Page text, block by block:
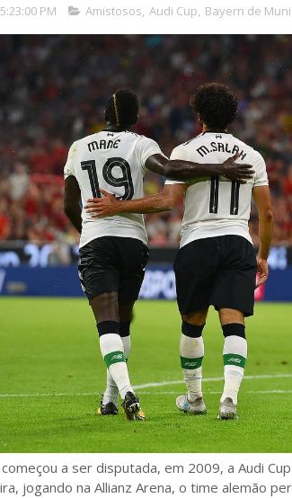
PM Amistosos, Audi Cup, Bayern de
a ser disputada, em 2009, a Audi
jogando na Allianz Arena, o time alemão